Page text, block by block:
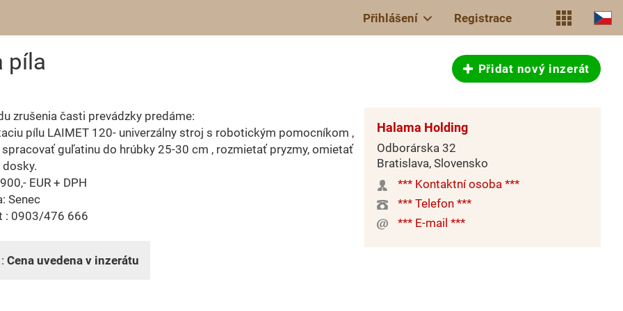
Přihlášení Registrace
píla Přidat nový inzerát
zrušenia časti prevádzky predáme:
pílu LAIMET 120- univerzálny stroj s robotickým pomocníkom ,
guľatinu do hrúbky 25-30 cm , rozmietať pryzmy, omietať
EUR + DPH
Senec
: 0903/476 666
Cena uvedena v inzerátu
Halama Holding
Odborárska 32
Bratislava, Slovensko
*** Kontaktní osoba ***
*** Telefon ***
*** E-mail ***